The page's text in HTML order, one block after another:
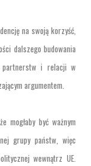
na swoją korzyść,
dalszego budowania
partnerstw i relacji w
argumentem.
mogłaby być ważnym
grupy państw, więc
wewnątrz UE.